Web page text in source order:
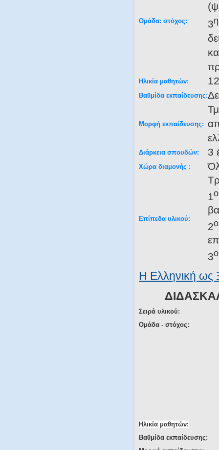
Ομάδα: στόχος:
3η
Ηλικία μαθητών:
Βαθμίδα εκπαίδευσης:
Μορφή εκπαίδευσης:
Διάρκεια σπουδών: 3
Χώρα διαμονής :
Επίπεδα υλικού:
1ο
2ο
3ο
Η Ελληνική ως
Σειρά υλικού:
Ομάδα - στόχος:
Ηλικία μαθητών:
Βαθμίδα εκπαίδευσης: